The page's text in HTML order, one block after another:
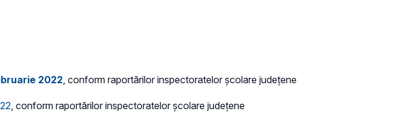
2022, conform raportărilor inspectoratelor școlare județene
, conform raportărilor inspectoratelor școlare județene